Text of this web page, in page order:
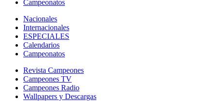
Campeonatos
Nacionales
Internacionales
ESPECIALES
Calendarios
Campeonatos
Revista Campeones
Campeones TV
Campeones Radio
Wallpapers y Descargas